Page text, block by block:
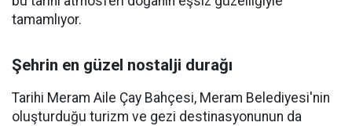
tamamlıyor.
Şehrin en güzel nostalji durağı
Tarihi Meram Aile Çay Bahçesi, Meram Belediyesi'nin
oluşturduğu turizm ve gezi destinasyonunun da